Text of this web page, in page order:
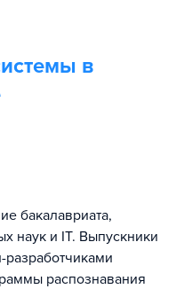
в
бакалавриата,
наук и IT. Выпускники
разработчиками
распознавания